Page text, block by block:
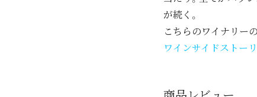
が続く。
こちらのワイナリー
ワインサイドスト